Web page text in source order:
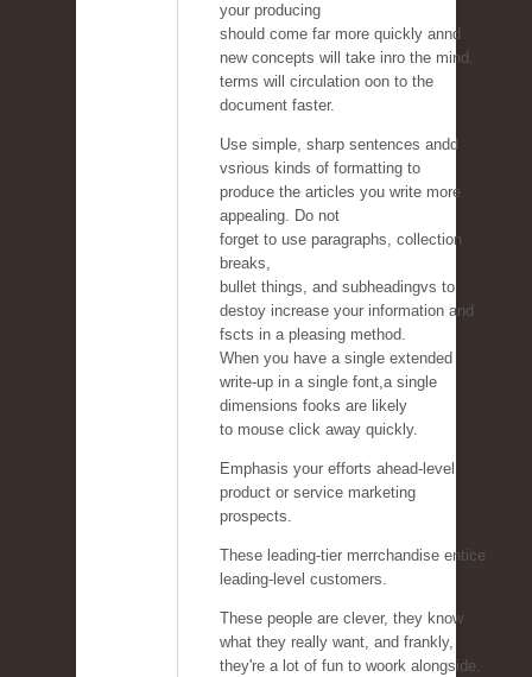
your producing
should come far more quickly annd
new concepts will take inro the mind.
terms will circulation oon to the
document faster.
Use simple, sharp sentences andd
vsrious kinds of formatting to
produce the articles you write more
appealing. Do not
forget to use paragraphs, collection
breaks,
bullet things, and subheadingvs to
destoy increase your information and
fscts in a pleasing method.
When you have a single extended
write-up in a single font,a single
dimensions fooks are likely
to mouse click away quickly.
Emphasis your efforts ahead-level
product or service marketing
prospects.
These leading-tier merrchandise entice
leading-level customers.
These people are clever, they know
what they really want, and frankly,
they're a lot of fun to woork alongside.